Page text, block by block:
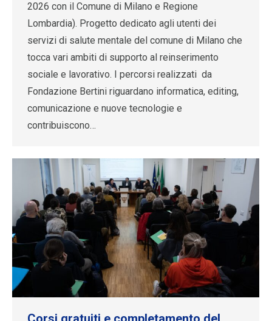
2026 con il Comune di Milano e Regione
Lombardia). Progetto dedicato agli utenti dei
servizi di salute mentale del comune di Milano che
tocca vari ambiti di supporto al reinserimento
sociale e lavorativo. I percorsi realizzati da
Fondazione Bertini riguardano informatica, editing,
comunicazione e nuove tecnologie e
contribuiscono…